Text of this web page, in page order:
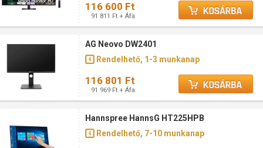
116 600 Ft
91 811 Ft + Áfa
AG Neovo DW2401
Rendelhető, 1-3 munkanap
116 801 Ft
91 969 Ft + Áfa
Hannspree HannsG HT225HPB
Rendelhető, 7-10 munkanap